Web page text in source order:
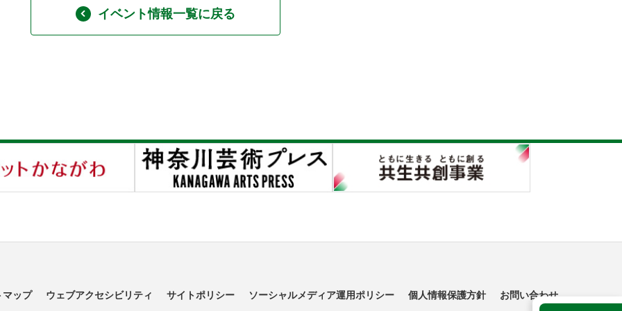
イベント情報一覧に戻る
マップ ウェブアクセシビリティ サイトポリシー ソーシャルメディア運用ポリシー 個人情報保護方針 お問い合わせ